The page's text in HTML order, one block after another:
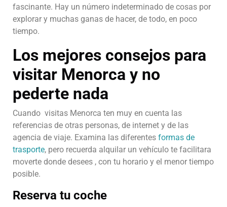
fascinante. Hay un número indeterminado de cosas por
explorar y muchas ganas de hacer, de todo, en poco
tiempo.
Los mejores consejos para
visitar Menorca y no
pederte nada
Cuando visitas Menorca ten muy en cuenta las
referencias de otras personas, de internet y de las
agencia de viaje. Examina las diferentes formas de
trasporte, pero recuerda alquilar un vehículo te facilitara
moverte donde desees , con tu horario y el menor tiempo
posible.
Reserva tu coche